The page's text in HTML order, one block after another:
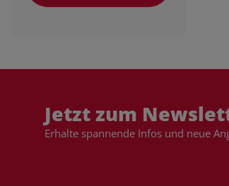
Jetzt zum
Erhalte spannende Infos und neue